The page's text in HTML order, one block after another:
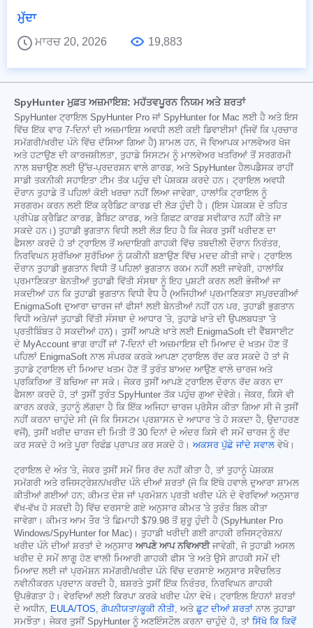
ਮੁੱਦਾ
ਮਾਰਚ 20, 2026
19,883
SpyHunter ਮੁਫ਼ਤ ਅਜ਼ਮਾਇਸ਼: ਮਹੱਤਵਪੂਰਨ ਨਿਯਮ ਅਤੇ ਸ਼ਰਤਾਂ
SpyHunter ਟ੍ਰਾਇਲ SpyHunter Pro ਜਾਂ SpyHunter for Mac ਲਈ ਹੈ ਅਤੇ ਇਸ
ਵਿੱਚ ਇੱਕ ਵਾਰ 7-ਦਿਨਾਂ ਦੀ ਅਜ਼ਮਾਇਸ਼ ਅਵਧੀ ਲਈ ਕਈ ਡਿਵਾਈਸਾਂ (ਜਿਵੇਂ ਕਿ ਪ੍ਰਚਾਰ
ਸਮੱਗਰੀ/ਖਰੀਦ ਪੰਨੇ ਵਿੱਚ ਦੱਸਿਆ ਗਿਆ ਹੈ) ਸ਼ਾਮਲ ਹਨ, ਜੋ ਵਿਆਪਕ ਮਾਲਵੇਅਰ ਖੋਜ
ਅਤੇ ਹਟਾਉਣ ਦੀ ਕਾਰਜਸ਼ੀਲਤਾ, ਤੁਹਾਡੇ ਸਿਸਟਮ ਨੂੰ ਮਾਲਵੇਅਰ ਖਤਰਿਆਂ ਤੋਂ ਸਰਗਰਮੀ
ਨਾਲ ਬਚਾਉਣ ਲਈ ਉੱਚ-ਪ੍ਰਦਰਸ਼ਨ ਵਾਲੇ ਗਾਰਡ, ਅਤੇ SpyHunter ਹੈਲਪਡੈਸਕ ਰਾਹੀਂ
ਸਾਡੀ ਤਕਨੀਕੀ ਸਹਾਇਤਾ ਟੀਮ ਤੱਕ ਪਹੁੰਚ ਦੀ ਪੇਸ਼ਕਸ਼ ਕਰਦੇ ਹਨ। ਟ੍ਰਾਇਲ ਅਵਧੀ
ਦੌਰਾਨ ਤੁਹਾਡੇ ਤੋਂ ਪਹਿਲਾਂ ਕੋਈ ਖਰਚਾ ਨਹੀਂ ਲਿਆ ਜਾਵੇਗਾ, ਹਾਲਾਂਕਿ ਟ੍ਰਾਇਲ ਨੂੰ
ਸਰਗਰਮ ਕਰਨ ਲਈ ਇੱਕ ਕ੍ਰੈਡਿਟ ਕਾਰਡ ਦੀ ਲੋੜ ਹੁੰਦੀ ਹੈ। (ਇਸ ਪੇਸ਼ਕਸ਼ ਦੇ ਤਹਿਤ
ਪ੍ਰੀਪੇਡ ਕ੍ਰੈਡਿਟ ਕਾਰਡ, ਡੈਬਿਟ ਕਾਰਡ, ਅਤੇ ਗਿਫਟ ਕਾਰਡ ਸਵੀਕਾਰ ਨਹੀਂ ਕੀਤੇ ਜਾ
ਸਕਦੇ ਹਨ।) ਤੁਹਾਡੀ ਭੁਗਤਾਨ ਵਿਧੀ ਲਈ ਲੋੜ ਇਹ ਹੈ ਕਿ ਜੇਕਰ ਤੁਸੀਂ ਖਰੀਦਣ ਦਾ
ਫੈਸਲਾ ਕਰਦੇ ਹੋ ਤਾਂ ਟ੍ਰਾਇਲ ਤੋਂ ਅਦਾਇਗੀ ਗਾਹਕੀ ਵਿੱਚ ਤਬਦੀਲੀ ਦੌਰਾਨ ਨਿਰੰਤਰ,
ਨਿਰਵਿਘਨ ਸੁਰੱਖਿਆ ਸੁਰੱਖਿਆ ਨੂੰ ਯਕੀਨੀ ਬਣਾਉਣ ਵਿੱਚ ਮਦਦ ਕੀਤੀ ਜਾਵੇ। ਟ੍ਰਾਇਲ
ਦੌਰਾਨ ਤੁਹਾਡੀ ਭੁਗਤਾਨ ਵਿਧੀ ਤੋਂ ਪਹਿਲਾਂ ਭੁਗਤਾਨ ਰਕਮ ਨਹੀਂ ਲਈ ਜਾਵੇਗੀ, ਹਾਲਾਂਕਿ
ਪ੍ਰਮਾਣਿਕਤਾ ਬੇਨਤੀਆਂ ਤੁਹਾਡੀ ਵਿੱਤੀ ਸੰਸਥਾ ਨੂੰ ਇਹ ਪੁਸ਼ਟੀ ਕਰਨ ਲਈ ਭੇਜੀਆਂ ਜਾ
ਸਕਦੀਆਂ ਹਨ ਕਿ ਤੁਹਾਡੀ ਭੁਗਤਾਨ ਵਿਧੀ ਵੈਧ ਹੈ (ਅਜਿਹੀਆਂ ਪ੍ਰਮਾਣਿਕਤਾ ਸਪੁਰਦਗੀਆਂ
EnigmaSoft ਦੁਆਰਾ ਚਾਰਜ ਜਾਂ ਫੀਸਾਂ ਲਈ ਬੇਨਤੀਆਂ ਨਹੀਂ ਹਨ ਪਰ, ਤੁਹਾਡੀ ਭੁਗਤਾਨ
ਵਿਧੀ ਅਤੇ/ਜਾਂ ਤੁਹਾਡੀ ਵਿੱਤੀ ਸੰਸਥਾ ਦੇ ਆਧਾਰ 'ਤੇ, ਤੁਹਾਡੇ ਖਾਤੇ ਦੀ ਉਪਲਬਧਤਾ 'ਤੇ
ਪ੍ਰਤੀਬਿੰਬਤ ਹੋ ਸਕਦੀਆਂ ਹਨ)। ਤੁਸੀਂ ਆਪਣੇ ਖਾਤੇ ਲਈ EnigmaSoft ਦੀ ਵੈੱਬਸਾਈਟ
ਦੇ MyAccount ਭਾਗ ਰਾਹੀਂ ਜਾਂ 7-ਦਿਨਾਂ ਦੀ ਅਜ਼ਮਾਇਸ਼ ਦੀ ਮਿਆਦ ਦੇ ਖਤਮ ਹੋਣ ਤੋਂ
ਪਹਿਲਾਂ EnigmaSoft ਨਾਲ ਸੰਪਰਕ ਕਰਕੇ ਆਪਣਾ ਟ੍ਰਾਇਲ ਰੱਦ ਕਰ ਸਕਦੇ ਹੋ ਤਾਂ ਜੋ
ਤੁਹਾਡੇ ਟ੍ਰਾਇਲ ਦੀ ਮਿਆਦ ਖਤਮ ਹੋਣ ਤੋਂ ਤੁਰੰਤ ਬਾਅਦ ਆਉਣ ਵਾਲੇ ਚਾਰਜ ਅਤੇ
ਪ੍ਰਕਿਰਿਆ ਤੋਂ ਬਚਿਆ ਜਾ ਸਕੇ। ਜੇਕਰ ਤੁਸੀਂ ਆਪਣੇ ਟ੍ਰਾਇਲ ਦੌਰਾਨ ਰੱਦ ਕਰਨ ਦਾ
ਫੈਸਲਾ ਕਰਦੇ ਹੋ, ਤਾਂ ਤੁਸੀਂ ਤੁਰੰਤ SpyHunter ਤੱਕ ਪਹੁੰਚ ਗੁਆ ਦੇਵੋਗੇ। ਜੇਕਰ, ਕਿਸੇ ਵੀ
ਕਾਰਨ ਕਰਕੇ, ਤੁਹਾਨੂੰ ਲੱਗਦਾ ਹੈ ਕਿ ਇੱਕ ਅਜਿਹਾ ਚਾਰਜ ਪ੍ਰੋਸੈਸ ਕੀਤਾ ਗਿਆ ਸੀ ਜੋ ਤੁਸੀਂ
ਨਹੀਂ ਕਰਨਾ ਚਾਹੁੰਦੇ ਸੀ (ਜੋ ਕਿ ਸਿਸਟਮ ਪ੍ਰਸ਼ਾਸਨ ਦੇ ਆਧਾਰ 'ਤੇ ਹੋ ਸਕਦਾ ਹੈ, ਉਦਾਹਰਣ
ਵਜੋਂ), ਤੁਸੀਂ ਖਰੀਦ ਚਾਰਜ ਦੀ ਮਿਤੀ ਤੋਂ 30 ਦਿਨਾਂ ਦੇ ਅੰਦਰ ਕਿਸੇ ਵੀ ਸਮੇਂ ਚਾਰਜ ਨੂੰ ਰੱਦ
ਕਰ ਸਕਦੇ ਹੋ ਅਤੇ ਪੂਰਾ ਰਿਫੰਡ ਪ੍ਰਾਪਤ ਕਰ ਸਕਦੇ ਹੋ। ਅਕਸਰ ਪੁੱਛੇ ਜਾਂਦੇ ਸਵਾਲ ਵੇਖੋ।
ਟ੍ਰਾਇਲ ਦੇ ਅੰਤ 'ਤੇ, ਜੇਕਰ ਤੁਸੀਂ ਸਮੇਂ ਸਿਰ ਰੱਦ ਨਹੀਂ ਕੀਤਾ ਹੈ, ਤਾਂ ਤੁਹਾਨੂੰ ਪੇਸ਼ਕਸ਼
ਸਮੱਗਰੀ ਅਤੇ ਰਜਿਸਟ੍ਰੇਸ਼ਨ/ਖਰੀਦ ਪੰਨੇ ਦੀਆਂ ਸ਼ਰਤਾਂ (ਜੋ ਕਿ ਇੱਥੇ ਹਵਾਲੇ ਦੁਆਰਾ ਸ਼ਾਮਲ
ਕੀਤੀਆਂ ਗਈਆਂ ਹਨ; ਕੀਮਤ ਦੇਸ਼ ਜਾਂ ਪ੍ਰਮੋਸ਼ਨ ਪ੍ਰਤੀ ਖਰੀਦ ਪੰਨੇ ਦੇ ਵੇਰਵਿਆਂ ਅਨੁਸਾਰ
ਵੱਖ-ਵੱਖ ਹੋ ਸਕਦੀ ਹੈ) ਵਿੱਚ ਦਰਸਾਏ ਗਏ ਅਨੁਸਾਰ ਕੀਮਤ 'ਤੇ ਤੁਰੰਤ ਬਿਲ ਕੀਤਾ
ਜਾਵੇਗਾ। ਕੀਮਤ ਆਮ ਤੌਰ 'ਤੇ ਛਿਮਾਹੀ $79.98 ਤੋਂ ਸ਼ੁਰੂ ਹੁੰਦੀ ਹੈ (SpyHunter Pro
Windows/SpyHunter for Mac)। ਤੁਹਾਡੀ ਖਰੀਦੀ ਗਈ ਗਾਹਕੀ ਰਜਿਸਟ੍ਰੇਸ਼ਨ/
ਖਰੀਦ ਪੰਨੇ ਦੀਆਂ ਸ਼ਰਤਾਂ ਦੇ ਅਨੁਸਾਰ ਆਪਣੇ ਆਪ ਨਵਿਆਈਜਾਵੇਗੀ, ਜੋ ਤੁਹਾਡੀ ਅਸਲ
ਖਰੀਦ ਦੇ ਸਮੇਂ ਲਾਗੂ ਹੋਣ ਵਾਲੀ ਮਿਆਰੀ ਗਾਹਕੀ ਫੀਸ 'ਤੇ ਅਤੇ ਉਸੇ ਗਾਹਕੀ ਸਮੇਂ ਦੀ
ਮਿਆਦ ਲਈ ਜਾਂ ਪ੍ਰਮੋਸ਼ਨ ਸਮੱਗਰੀ/ਖਰੀਦ ਪੰਨੇ ਵਿੱਚ ਦਰਸਾਏ ਅਨੁਸਾਰ ਸਵੈਚਲਿਤ
ਨਵੀਨੀਕਰਨ ਪ੍ਰਦਾਨ ਕਰਦੀ ਹੈ, ਬਸ਼ਰਤੇ ਤੁਸੀਂ ਇੱਕ ਨਿਰੰਤਰ, ਨਿਰਵਿਘਨ ਗਾਹਕੀ
ਉਪਭੋਗਤਾ ਹੋ। ਵੇਰਵਿਆਂ ਲਈ ਕਿਰਪਾ ਕਰਕੇ ਖਰੀਦ ਪੰਨਾ ਵੇਖੋ। ਟ੍ਰਾਇਲ ਇਹਨਾਂ ਸ਼ਰਤਾਂ
ਦੇ ਅਧੀਨ, EULA/TOS, ਗੋਪਨੀਯਤਾ/ਕੂਕੀ ਨੀਤੀ, ਅਤੇ ਛੂਟ ਦੀਆਂ ਸ਼ਰਤਾਂ ਨਾਲ ਤੁਹਾਡਾ
ਸਮਝੌਤਾ। ਜੇਕਰ ਤੁਸੀਂ SpyHunter ਨੂੰ ਅਣਇੰਸਟੌਲ ਕਰਨਾ ਚਾਹੁੰਦੇ ਹੋ, ਤਾਂ ਸਿੱਖੋ ਕਿ ਕਿਵੇਂ